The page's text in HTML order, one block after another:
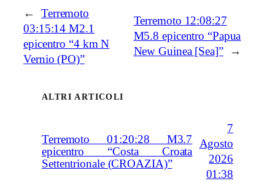
←
Terremoto
03:15:14 M2.1
epicentro “4 km N
Vernio (PO)”
Terremoto 12:08:27
M5.8 epicentro “Papua
New Guinea [Sea]”
→
ALTRI ARTICOLI
Terremoto 01:20:28 M3.7
epicentro “Costa Croata
Settentrionale (CROAZIA)”
7
Agosto
2026
01:38